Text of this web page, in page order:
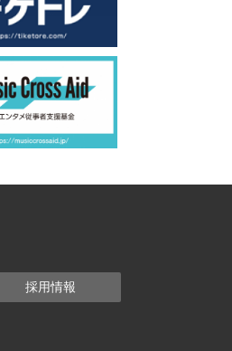
採用情報